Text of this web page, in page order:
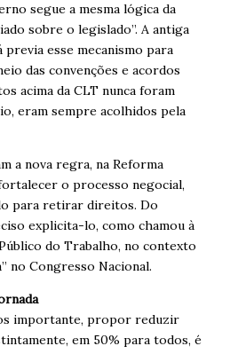
segue a mesma lógica da
sobre o legislado”. A antiga
esse mecanismo para
das convenções e acordos
acima da CLT nunca foram
eram sempre acolhidos pela
a nova regra, na Reforma
o processo negocial,
para retirar direitos. Do
explicita-lo, como chamou à
do Trabalho, no contexto
no Congresso Nacional.
importante, propor reduzir
em 50% para todos, é